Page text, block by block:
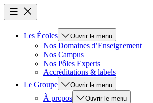
Les Écoles Ouvrir le menu
Nos Domaines d’Enseignement
Nos Campus
Nos Pôles Experts
Accréditations & labels
Le Groupe
Ouvrir le menu
À propos Ouvrir le menu